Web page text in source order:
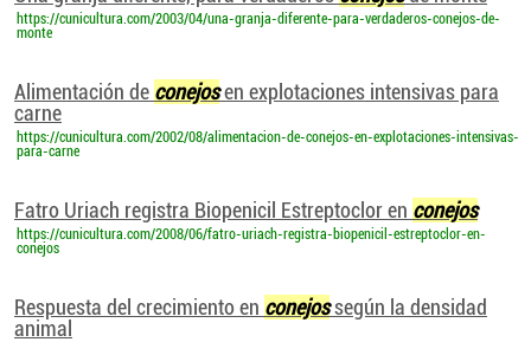
https://cunicultura.com/2003/04/una-granja-diferente-para-verdaderos-conejos-de-
monte
Alimentación de conejosen explotaciones intensivas para
carne
https://cunicultura.com/2002/08/alimentacion-de-conejos-en-explotaciones-intensivas-
para-carne
Fatro Uriach registra Biopenicil Estreptoclor en conejos
https://cunicultura.com/2008/06/fatro-uriach-registra-biopenicil-estreptoclor-en-
conejos
Respuesta del crecimiento en conejossegún la densidad
animal